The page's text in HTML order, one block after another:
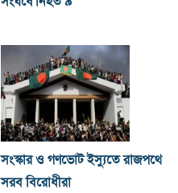
সংস্কার ও গণভোট ইস্যুতে রাজপথে
সরব বিরোধীরা